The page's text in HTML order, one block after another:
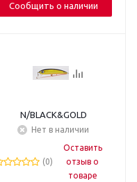
Сообщить о наличии
N/BLACK&GOLD
Нет в наличии
(0)
Оставить
отзыв о
товаре